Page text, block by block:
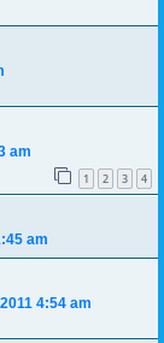
am
1 2 3 4
am
4:54 am